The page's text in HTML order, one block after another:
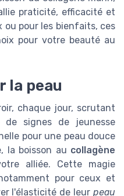
praticité, efficacité et
ou pour les bienfaits, ces
pour votre beauté au
la peau
chaque jour, scrutant
signes de jeunesse
pour une peau douce
la boisson au collagène
alliée. Cette magie
pour ceux et
l'élasticité de leur peau